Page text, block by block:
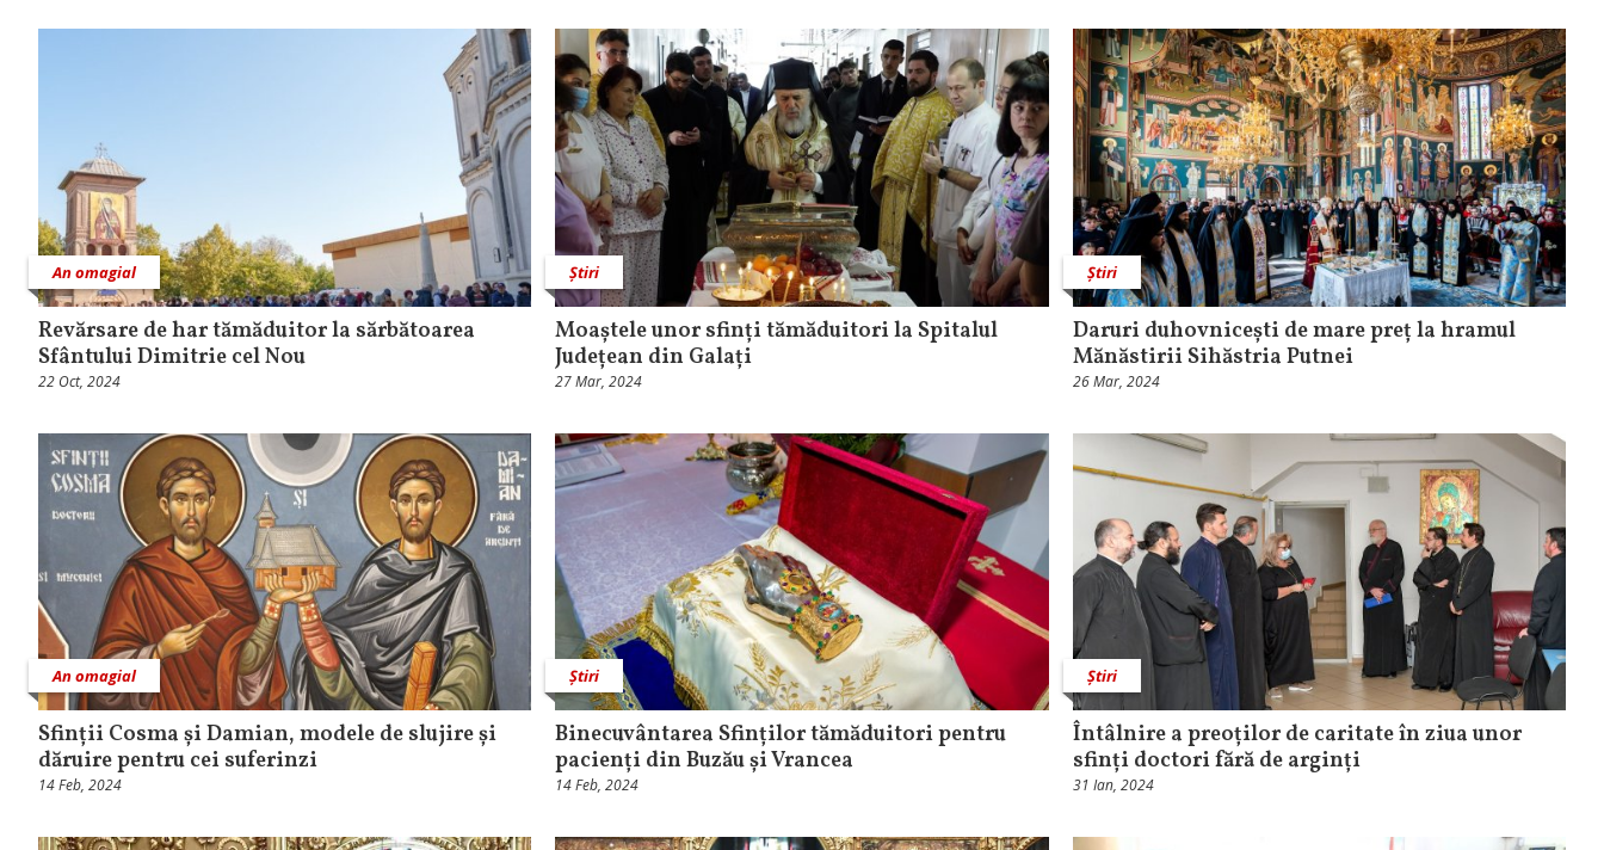
An omagial
Revărsare de har tămăduitor la sărbătoarea
Sfântului Dimitrie cel Nou
22 Oct, 2024
Știri
Moaștele unor sfinți tămăduitori la Spitalul
Județean din Galați
27 Mar, 2024
Știri
Daruri duhovnicești de mare preț la hramul
Mănăstirii Sihăstria Putnei
26 Mar, 2024
An omagial
Sfinții Cosma și Damian, modele de slujire și
dăruire pentru cei suferinzi
14 Feb, 2024
Știri
Binecuvântarea Sfinților tămăduitori pentru
pacienți din Buzău și Vrancea
14 Feb, 2024
Știri
Întâlnire a preoților de caritate în ziua unor
sfinți doctori fără de arginți
31 Ian, 2024